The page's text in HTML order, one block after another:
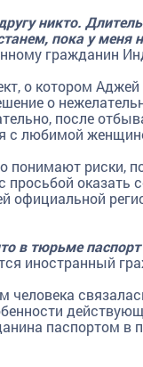
никто.
пока у меня
гражданин
о котором
о
после
с любимой
понимают риски,
просьбой
официальной
в тюрьме
иностранный
человека
паспортом в